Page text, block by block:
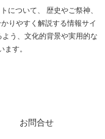
について、 歴史やご祭神、
りやすく解説する情報サイ
う、文化的背景や実用的な
す。
お問合せ